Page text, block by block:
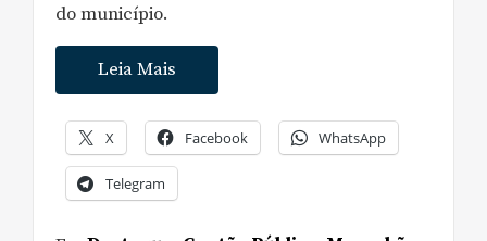
do município.
Leia Mais
X Facebook WhatsApp
Telegram